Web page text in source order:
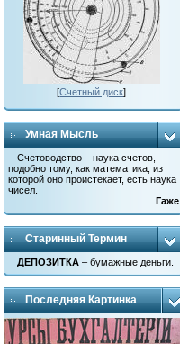
[Счетный диск]
Умная Мысль
Счетоводство – наука счетов,
подобно тому, как математика, из
которой оно проистекает, есть наука
чисел.
Гаже
Старинный Термин
ДЕПОЗИТКА – бумажные деньги.
Последняя Картинка